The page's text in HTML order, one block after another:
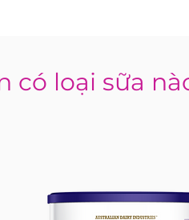
có loại sữa